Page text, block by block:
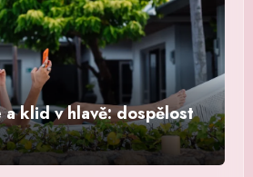
a klid v hlavě: dospělost